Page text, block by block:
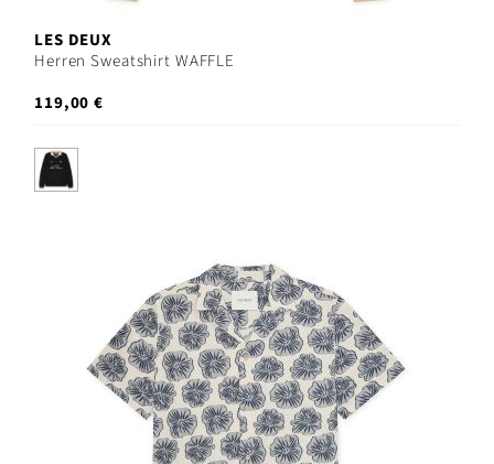
LES DEUX
Herren Sweatshirt WAFFLE
119,00 €